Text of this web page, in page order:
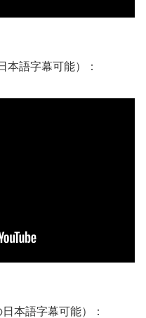
本語字幕可能）：
本語字幕可能）：